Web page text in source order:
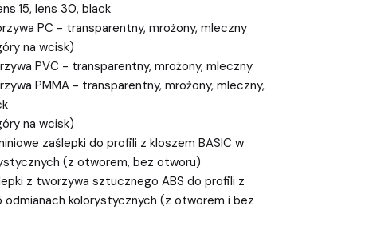
15, lens 30, black
PC - transparentny, mrożony, mleczny
na wcisk)
PVC - transparentny, mrożony, mleczny
PMMA - transparentny, mrożony, mleczny,
na wcisk)
zaślepki do profili z kloszem BASIC w
(z otworem, bez otworu)
z tworzywa sztucznego ABS do profili z
odmianach kolorystycznych (z otworem i bez